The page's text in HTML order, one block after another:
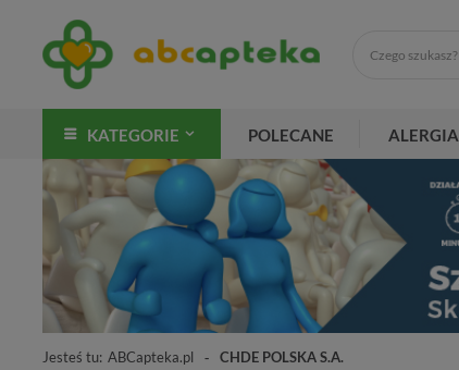
KATEGORIE POLECANE ALERGIA
Jesteś tu: ABCapteka.pl CHDE POLSKA S.A.